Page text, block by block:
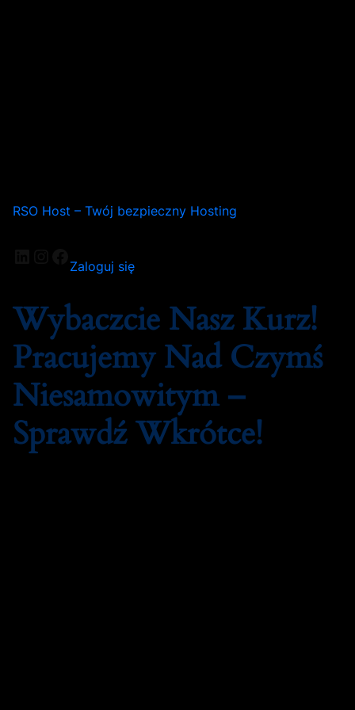
RSO Host – Twój bezpieczny Hosting
LinkedIn
Instagram
Facebook
Zaloguj się
Wybaczcie Nasz Kurz!
Pracujemy Nad Czymś
Niesamowitym –
Sprawdź Wkrótce!